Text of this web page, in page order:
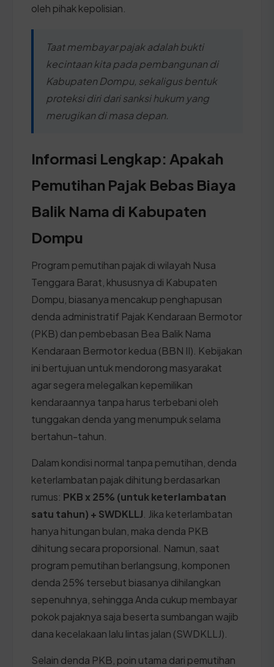
oleh pihak kepolisian.
Taat membayar pajak adalah bukti
kecintaan kita pada pembangunan di
Kabupaten Dompu, sekaligus bentuk
proteksi diri dari sanksi hukum yang
merugikan di masa depan.
Informasi Lengkap: Apakah
Pemutihan Pajak Bebas Biaya
Balik Nama di Kabupaten
Dompu
Program pemutihan pajak di wilayah Nusa
Tenggara Barat, khususnya di Kabupaten
Dompu, biasanya mencakup penghapusan
denda administratif Pajak Kendaraan Bermotor
(PKB) dan pembebasan Bea Balik Nama
Kendaraan Bermotor kedua (BBN II). Kebijakan
ini bertujuan untuk mendorong masyarakat
agar segera melegalkan kepemilikan
kendaraannya tanpa harus terbebani oleh
tunggakan denda yang menumpuk selama
bertahun-tahun.
Dalam kondisi normal tanpa pemutihan, denda
keterlambatan pajak dihitung berdasarkan
rumus: PKB x 25% (untuk keterlambatan
satu tahun) + SWDKLLJ . Jika keterlambatan
hanya hitungan bulan, maka denda PKB
dihitung secara proporsional. Namun, saat
program pemutihan berlangsung, komponen
denda 25% tersebut biasanya dihilangkan
sepenuhnya, sehingga Anda cukup membayar
pokok pajaknya saja beserta sumbangan wajib
dana kecelakaan lalu lintas jalan (SWDKLLJ).
Selain denda PKB, poin utama dari pemutihan